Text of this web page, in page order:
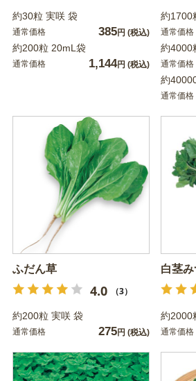
約30粒 実咲 袋
通常価格 385円 (税込)
約200粒 20mL袋
通常価格 1,144円 (税込)
約1700
通常価格
約4000
通常価格
約
通常価格
ふだん草
4.0 （3）
約200粒 実咲 袋
通常価格 275円 (税込)
白茎
約2000
通常価格